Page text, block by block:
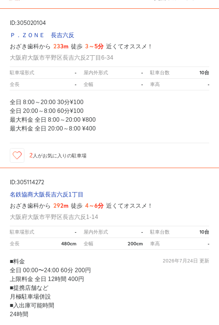
ID:305020104
Ｐ．ＺＯＮＥ 長吉六反
おざき歯科から 233m 徒歩 3～5分 近くてオススメ！
大阪府大阪市平野区長吉六反2丁目6-34
駐車場形式 - 屋内外形式 - 駐車台数 10台
全長 - 全幅 - 車高 -
全日 8:00～20:00 30分¥100
全日 20:00～8:00 60分¥100
最大料金 全日 8:00～20:00 ¥800
最大料金 全日 20:00～8:00 ¥400
2 人がお気に入りの駐車場
ID:305114272
名鉄協商大阪長吉六反1丁目
おざき歯科から 292m 徒歩 4～6分 近くてオススメ！
大阪府大阪市平野区長吉六反1-14
駐車場形式 - 屋内外形式 - 駐車台数 10台
全長 480cm 全幅 200cm 車高 -
2026年7月24日 更新
■料金
全日 00:00〜24:00 60分 200円
上限料金 全日 12時間 400円
■提携店舗など
月極駐車場併設
■入出庫可能時間
24時間